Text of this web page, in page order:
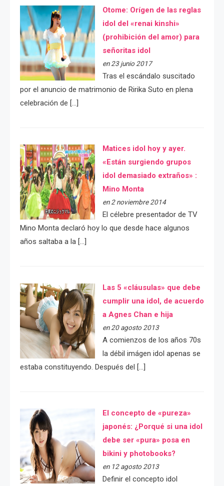
Otome: Orígen de las reglas
idol del «renai kinshi»
(prohibición del amor) para
señoritas idol
en 23 junio 2017
Tras el escándalo suscitado
por el anuncio de matrimonio de Ririka Suto en plena
celebración de […]
Matices idol hoy y ayer.
«Están surgiendo grupos
idol demasiado extraños» :
Mino Monta
en 2 noviembre 2014
El célebre presentador de TV
Mino Monta declaró hoy lo que desde hace algunos
años saltaba a la […]
Las 5 «cláusulas» que debe
cumplir una idol, de acuerdo
a Agnes Chan e hija
en 20 agosto 2013
A comienzos de los años 70s
la débil imágen idol apenas se
estaba constituyendo. Después del […]
El concepto de «pureza»
japonés: ¿Porqué si una idol
debe ser «pura» posa en
bikini y photobooks?
en 12 agosto 2013
Definir el concepto idol